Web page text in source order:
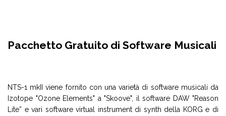
Pacchetto Gratuito di Software Musicali
NTS-1 mkII viene fornito con una varietà di software musicali da
Izotope "Ozone Elements" a "Skoove", il software DAW "Reason
Lite” e vari software virtual instrument di synth della KORG e di